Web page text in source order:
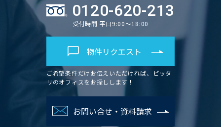
0120-620-213
受付時間 平日9:00～18:00
物件リクエスト
ご希望条件だけお伝えいただければ、ピッタ
リのオフィスをお探しします！
お問い合せ・資料請求